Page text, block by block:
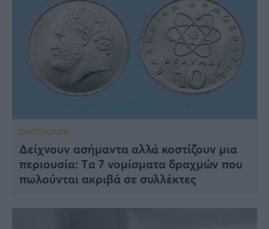
ΟΙΚΟΝΟΜΙΑ
Δείχνουν ασήμαντα αλλά κοστίζουν μια
περιουσία: Tα 7 νομίσματα δραχμών που
πωλούνται ακριβά σε συλλέκτες